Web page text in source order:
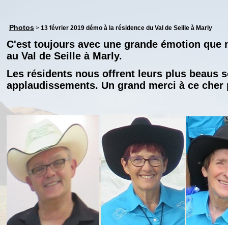
Photos > 13 février 2019 démo à la résidence du Val de Seille à Marly
C'est toujours avec une grande émotion que
au Val de Seille à Marly.
Les résidents nous offrent leurs plus beaus
applaudissements. Un grand merci à ce cher